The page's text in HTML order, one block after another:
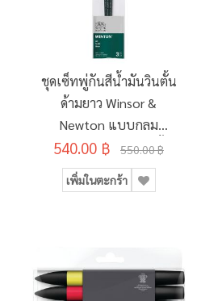
ชุดเซ็ทพู่กันสีน้ำมันวินตั้น
ด้ามยาว Winsor &
Newton แบบกลม
เบอร์2/แบบแบนขนสั้น
เบอร์2/แบบแบนขนสั้น
เบอร์6
540.00 ฿ 550.00 ฿
เพิ่มในตะกร้า